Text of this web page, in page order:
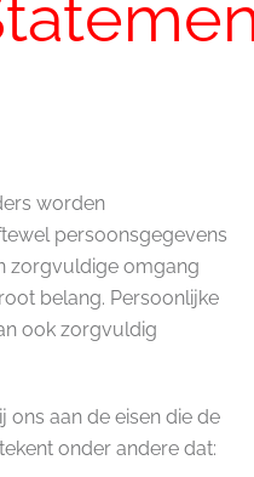
worden
persoonsgegevens
zorgvuldige omgang
belang. Persoonlijke
ook zorgvuldig
ons aan de eisen die de
onder andere dat: